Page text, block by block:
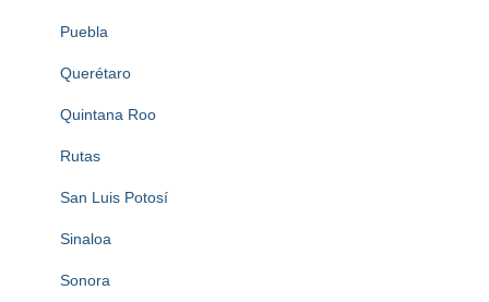
Puebla
Querétaro
Quintana Roo
Rutas
San Luis Potosí
Sinaloa
Sonora